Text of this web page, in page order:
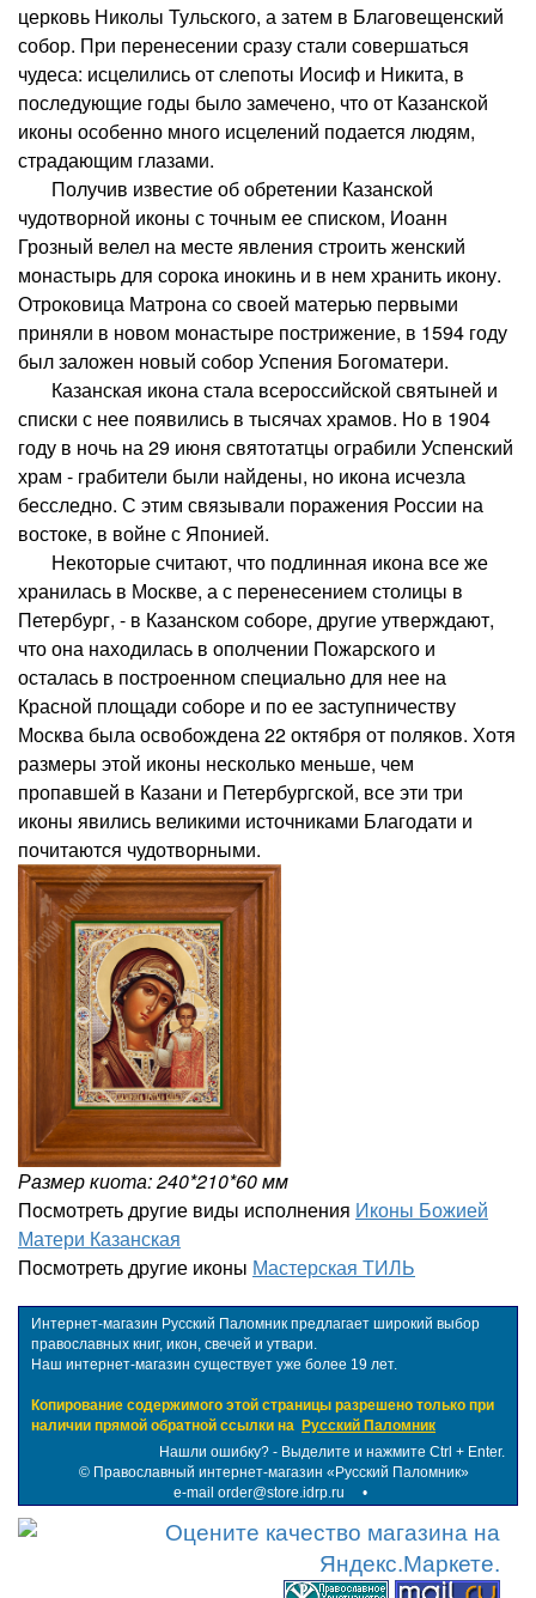
церковь Николы Тульского, а затем в Благовещенский
собор. При перенесении сразу стали совершаться
чудеса: исцелились от слепоты Иосиф и Никита, в
последующие годы было замечено, что от Казанской
иконы особенно много исцелений подается людям,
страдающим глазами.
Получив известие об обретении Казанской
чудотворной иконы с точным ее списком, Иоанн
Грозный велел на месте явления строить женский
монастырь для сорока инокинь и в нем хранить икону.
Отроковица Матрона со своей матерью первыми
приняли в новом монастыре пострижение, в 1594 году
был заложен новый собор Успения Богоматери.
Казанская икона стала всероссийской святыней и
списки с нее появились в тысячах храмов. Но в 1904
году в ночь на 29 июня святотатцы ограбили Успенский
храм - грабители были найдены, но икона исчезла
бесследно. С этим связывали поражения России на
востоке, в войне с Японией.
Некоторые считают, что подлинная икона все же
хранилась в Москве, а с перенесением столицы в
Петербург, - в Казанском соборе, другие утверждают,
что она находилась в ополчении Пожарского и
осталась в построенном специально для нее на
Красной площади соборе и по ее заступничеству
Москва была освобождена 22 октября от поляков. Хотя
размеры этой иконы несколько меньше, чем
пропавшей в Казани и Петербургской, все эти три
иконы явились великими источниками Благодати и
почитаются чудотворными.
Размер киота: 240*210*60 мм
Посмотреть другие виды исполнения Иконы Божией
Матери Казанская
Посмотреть другие иконы Мастерская ТИЛЬ
Интернет-магазин Русский Паломник предлагает широкий выбор
православных книг, икон, свечей и утвари.
Наш интернет-магазин существует уже более 19 лет.
Копирование содержимого этой страницы разрешено только при
наличии прямой обратной ссылки на Русский Паломник
Нашли ошибку? - Выделите и нажмите Ctrl + Enter.
© Православный интернет-магазин «Русский Паломник»
e-mail order@store.idrp.ru •